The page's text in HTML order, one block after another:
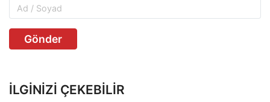
Gönder
İLGINIZI ÇEKEBILIR